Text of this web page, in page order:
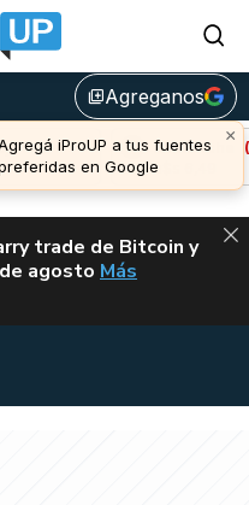
library_addAgreganos
×
iProUP a tus fuentes
en Google
Avalanche
(-
u$s 6,49
trade de Bitcoin y
agosto VUELVE EL
Más